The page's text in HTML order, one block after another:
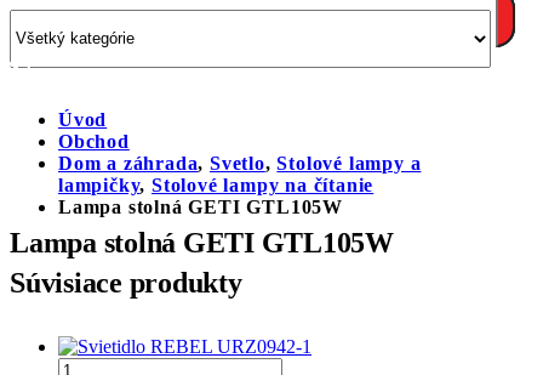
Úvod
Obchod
Dom a záhrada,Svetlo,Stolové lampy a
lampičky,Stolové lampy na čítanie
Lampa stolná GETI GTL105W
Lampa stolná GETI GTL105W
Súvisiace produkty